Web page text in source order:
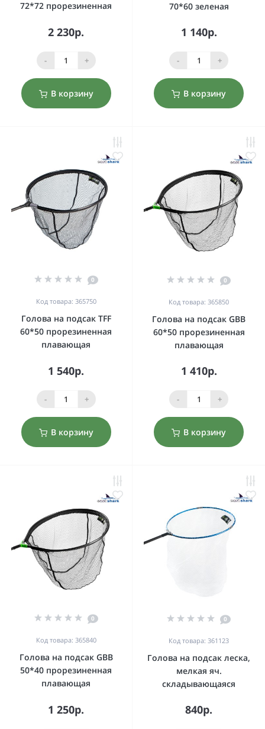
72*72 прорезиненная
2 230р.
- +
В корзину
70*60 зеленая
1 140р.
- +
В корзину
0
Код товара: 365750
Голова на подсак TFF
60*50 прорезиненная
плавающая
1 540р.
- +
В корзину
0
Код товара: 365850
Голова на подсак GBB
60*50 прорезиненная
плавающая
1 410р.
- +
В корзину
0
Код товара: 365840
Голова на подсак GBB
50*40 прорезиненная
плавающая
1 250р.
0
Код товара: 361123
Голова на подсак леска,
мелкая яч.
складывающаяся
840р.